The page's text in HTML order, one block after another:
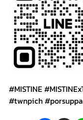
#MISTINE
#twnpich